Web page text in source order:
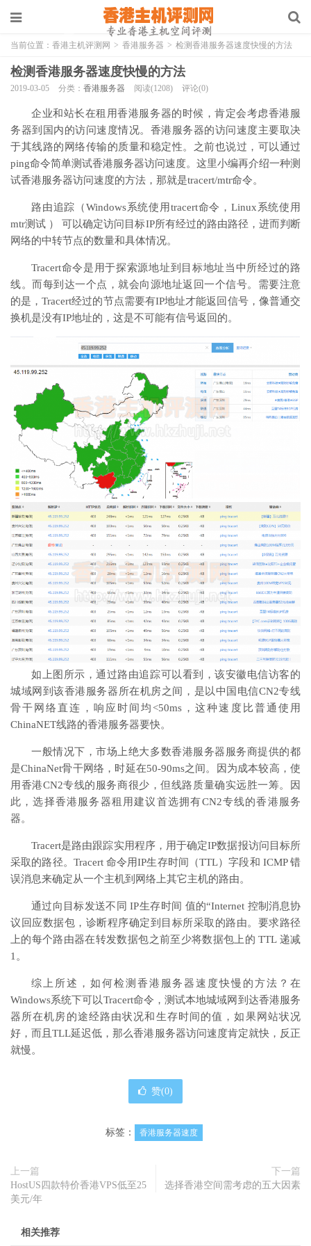
当前位置： 香港主机评测网 > 香港服务器 > 检测香港服务器速度快慢的方法
检测香港服务器速度快慢的方法
2019-03-05 分类： 香港服务器 阅读(1208) 评论(0)
企业和站长在租用香港服务器的时候，肯定会考虑香港服
务器到国内的访问速度情况。香港服务器的访问速度主要取决
于其线路的网络传输的质量和稳定性。之前也说过，可以通过
ping命令简单测试香港服务器访问速度。这里小编再介绍一种测
试香港服务器访问速度的方法，那就是tracert/mtr命令。
路由追踪（Windows系统使用tracert命令，Linux系统使用
mtr测试 ） 可以确定访问目标IP所有经过的路由路径，进而判断
网络的中转节点的数量和具体情况。
Tracert命令是用于探索源地址到目标地址当中所经过的路
线。而每到达一个点，就会向源地址返回一个信号。需要注意
的是，Tracert经过的节点需要有IP地址才能返回信号，像普通交
换机是没有IP地址的，这是不可能有信号返回的。
如上图所示，通过路由追踪可以看到，该安徽电信访客的
城域网到该香港服务器所在机房之间，是以中国电信CN2专线
骨干网络直连，响应时间均<50ms，这种速度比普通使用
ChinaNET线路的香港服务器要快。
一般情况下，市场上绝大多数香港服务器服务商提供的都
是ChinaNet骨干网络，时延在50-90ms之间。因为成本较高，使
用香港CN2专线的服务商很少，但线路质量确实远胜一筹。因
此，选择香港服务器租用建议首选拥有CN2专线的香港服务
器。
Tracert是路由跟踪实用程序，用于确定IP数据报访问目标所
采取的路径。Tracert 命令用IP生存时间（TTL）字段和 ICMP 错
误消息来确定从一个主机到网络上其它主机的路由。
通过向目标发送不同 IP生存时间 值的“Internet 控制消息协
议回应数据包，诊断程序确定到目标所采取的路由。要求路径
上的每个路由器在转发数据包之前至少将数据包上的 TTL 递减
1。
综上所述，如何检测香港服务器速度快慢的方法？在
Windows系统下可以Tracert命令，测试本地城域网到达香港服务
器所在机房的途经路由状况和生存时间的值，如果网站状况
好，而且TLL延迟低，那么香港服务器访问速度肯定就快，反正
就慢。
赞(0)
标签： 香港服务器速度
上一篇
HostUS四款特价香港VPS低至25
美元/年
下一篇
选择香港空间需考虑的五大因素
相关推荐